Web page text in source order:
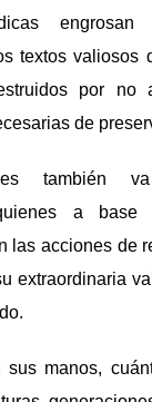
textos valiosos
por no
de
también
a
las acciones de
extraordinaria
manos,